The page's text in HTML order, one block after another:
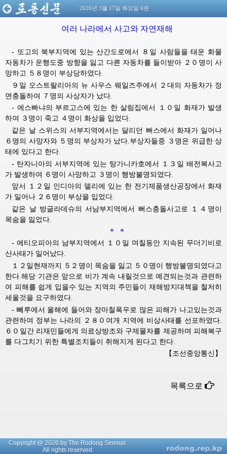
2026년 3월 17일 화요일 6면
여러 나라에서 사고와 자연재해
- 또고의 북부지역에 있는 산간도로에서 ８일 사람들을 태운 화물
자동차가 운행도중 방향을 잃고 다른 자동차를 들이받아 ２０명이 사
망하고 ５８명이 부상당하였다.
９일 오스트랄리아의 뉴 사우스 웨일즈주에서 ２대의 자동차가 정
면충돌하여 ７명의 사상자가 났다.
- 에스빠냐의 부르고스에 있는 한 살림집에서 １０일 화재가 발생
하여 ３명이 죽고 ４명이 화상을 입었다.
같은 날 스위스의 서부지역에서는 달리던 뻐스에서 화재가 일어나
６명의 사망자와 ５명의 부상자가 났다.부상자들중 ３명은 위급한 상
태에 있다고 한다.
- 탄자니아의 서부지역에 있는 탕가니카호에서 １３일 배전복사고
가 발생하여 ６명이 사망하고 ３명이 행방불명되였다.
앞서 １２일 인디아의 델리에 있는 한 전기제품생산공장에서 화재
가 일어나 ２６명이 부상을 입었다.
같은 날 방글라데슈의 서남부지역에서 뻐스충돌사고로 １４명이
목숨을 잃었다.
＊ ＊
- 에티오피아의 남부지역에서 １０일 며칠동안 지속된 무더기비로
산사태가 일어났다.
１２일현재까지 ５２명이 목숨을 잃고 ５０명이 행방불명되였다고
한다.해당 기관은 앞으로 비가 계속 내릴것으로 예견되는것과 관련하
여 피해를 쉽게 입을수 있는 지역의 주민들이 재해방지대책을 철저히
세울것을 요구하였다.
- 뻬루에서 올해에 들어와 장마철폭우로 많은 피해가 나고있는것과
관련하여 정부는 나라의 ２８０여개 지역에 비상사태를 선포하였다.
６０일간 리재민들에게 의료상방조와 구제물자를 제공하며 피해복구
를 다그치기 위한 특별조치들이 취해지게 된다고 한다.
【조선중앙통신】
목록으로
Copyright @ 2026 by The Rodong Sinmun.
All rights reserved.